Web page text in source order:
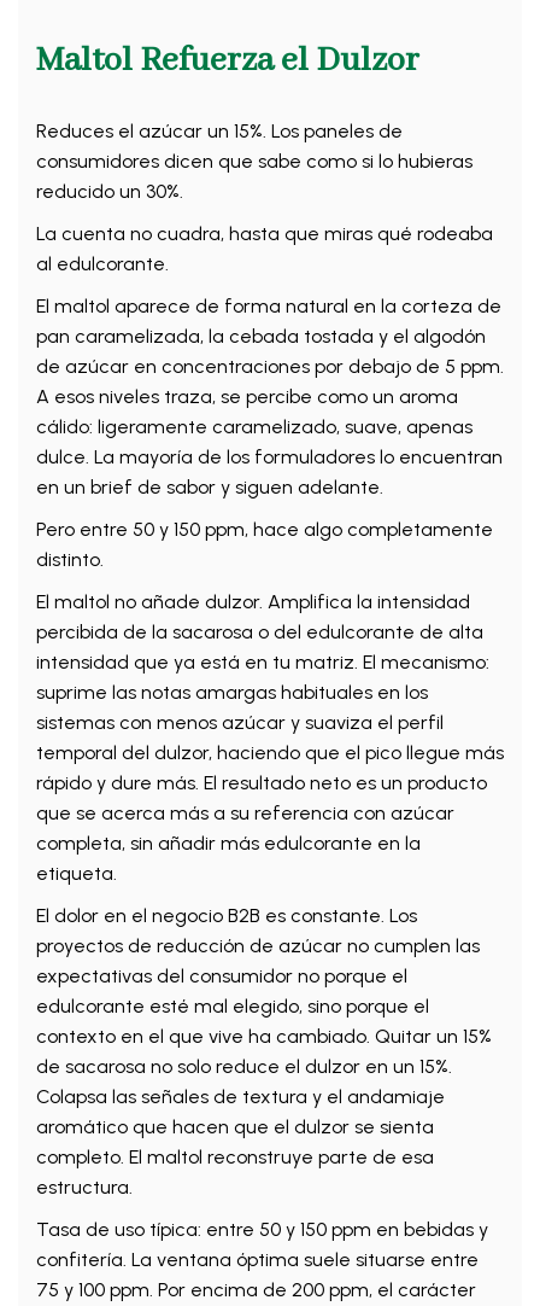
Maltol Refuerza el Dulzor
Reduces el azúcar un 15%. Los paneles de
consumidores dicen que sabe como si lo hubieras
reducido un 30%.
La cuenta no cuadra, hasta que miras qué rodeaba
al edulcorante.
El maltol aparece de forma natural en la corteza de
pan caramelizada, la cebada tostada y el algodón
de azúcar en concentraciones por debajo de 5 ppm.
A esos niveles traza, se percibe como un aroma
cálido: ligeramente caramelizado, suave, apenas
dulce. La mayoría de los formuladores lo encuentran
en un brief de sabor y siguen adelante.
Pero entre 50 y 150 ppm, hace algo completamente
distinto.
El maltol no añade dulzor. Amplifica la intensidad
percibida de la sacarosa o del edulcorante de alta
intensidad que ya está en tu matriz. El mecanismo:
suprime las notas amargas habituales en los
sistemas con menos azúcar y suaviza el perfil
temporal del dulzor, haciendo que el pico llegue más
rápido y dure más. El resultado neto es un producto
que se acerca más a su referencia con azúcar
completa, sin añadir más edulcorante en la
etiqueta.
El dolor en el negocio B2B es constante. Los
proyectos de reducción de azúcar no cumplen las
expectativas del consumidor no porque el
edulcorante esté mal elegido, sino porque el
contexto en el que vive ha cambiado. Quitar un 15%
de sacarosa no solo reduce el dulzor en un 15%.
Colapsa las señales de textura y el andamiaje
aromático que hacen que el dulzor se sienta
completo. El maltol reconstruye parte de esa
estructura.
Tasa de uso típica: entre 50 y 150 ppm en bebidas y
confitería. La ventana óptima suele situarse entre
75 y 100 ppm. Por encima de 200 ppm, el carácter